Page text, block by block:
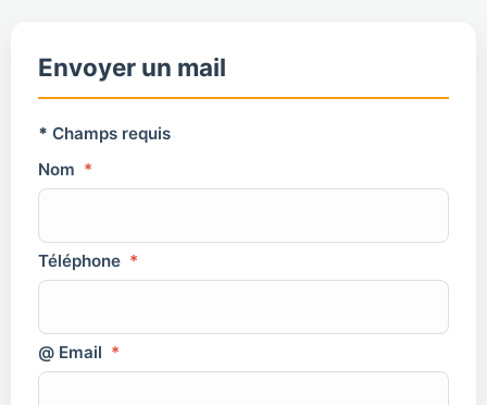
Envoyer un mail
* Champs requis
Nom *
Téléphone *
@ Email *